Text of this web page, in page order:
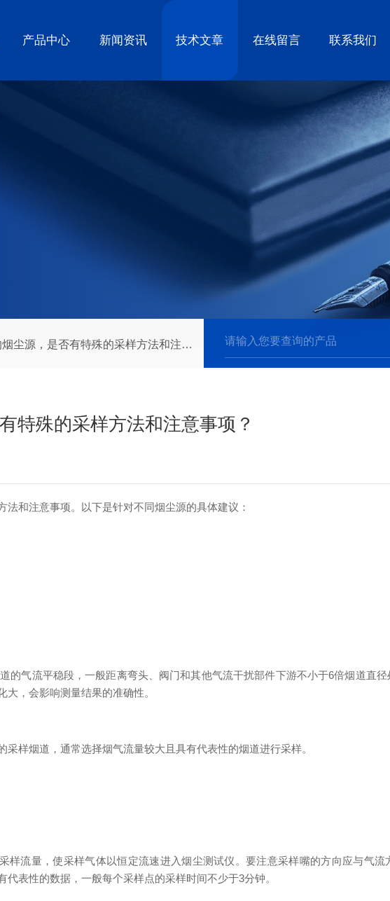
产品中心 新闻资讯 技术文章 在线留言 联系我们
，是否有特殊的采样方法和注意事项？
特殊的采样方法和注意事项？
和注意事项。以下是针对不同烟尘源的具体建议：
气流平稳段，一般距离弯头、阀门和其他气流干扰部件下游不小于6倍烟道直径
，会影响测量结果的准确性。
烟道，通常选择烟气流量较大且具有代表性的烟道进行采样。
流量，使采样气体以恒定流速进入烟尘测试仪。要注意采样嘴的方向应与气流
表性的数据，一般每个采样点的采样时间不少于3分钟。